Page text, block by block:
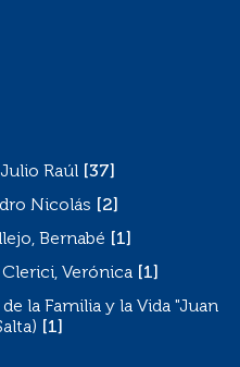
Raúl Raúl
[37]
Nicolás
[2]
BernabéBernabé
[1]
Verónica
Clerici, Verónica
[1]
y la Vida "Juan Pablo
la Familia y la Vida "Juan
[1]